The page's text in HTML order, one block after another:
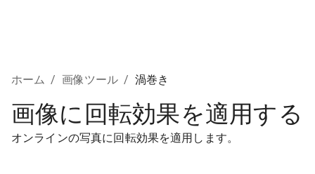
ホーム / 画像ツール / 渦巻き
画像に回転効果を適用する
オンラインの写真に回転効果を適用します。